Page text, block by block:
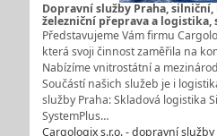
Dopravní služby Praha,
železniční přeprava a logistika,
Představujeme Vám firmu
která svoji činnost zaměřila na
Nabízíme vnitrostátní a
Součástí našich služeb je i
služby Praha: Skladová logistika
SystemPlus…
Cargologix s.r.o. - dopravní služby